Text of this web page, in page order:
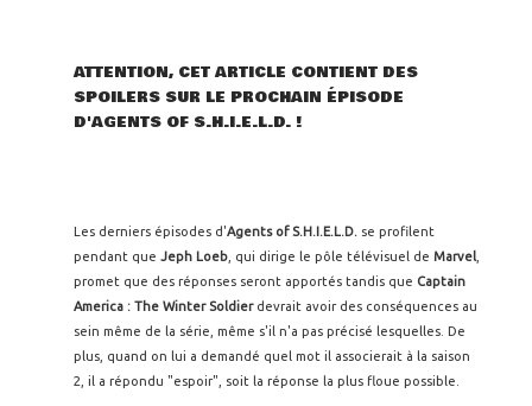
ATTENTION, CET ARTICLE CONTIENT DES
SPOILERS SUR LE PROCHAIN ÉPISODE
D'AGENTS OF S.H.I.E.L.D. !
Les derniers épisodes d'Agents of S.H.I.E.L.D. se profilent
pendant que Jeph Loeb , qui dirige le pôle télévisuel de Marvel
promet que des réponses seront apportés tandis que Captain
America : The Winter Soldierdevrait avoir des conséquences au
sein même de la série, même s'il n'a pas précisé lesquelles. De
plus, quand on lui a demandé quel mot il associerait à la saison
2, il a répondu "espoir", soit la réponse la plus floue possible.